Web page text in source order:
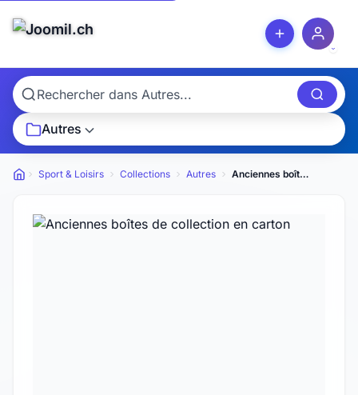
Autres
Petites annonces
Sport & Loisirs Collections Autres Anciennes boîtes de collection en carton